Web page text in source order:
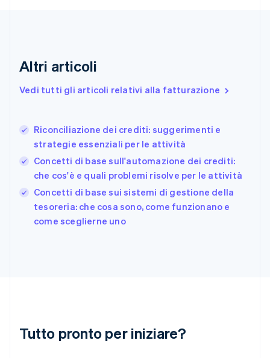
Altri articoli
Vedi tutti gli articoli relativi alla fatturazione
Riconciliazione dei crediti: suggerimenti e
strategie essenziali per le attività
Concetti di base sull'automazione dei crediti:
che cos'è e quali problemi risolve per le attività
Concetti di base sui sistemi di gestione della
tesoreria: che cosa sono, come funzionano e
come sceglierne uno
Tutto pronto per iniziare?
Finlandia
Francia
DeutschEnglish
Giappone
日本語 English
English
Grecia
English
India
Lituania